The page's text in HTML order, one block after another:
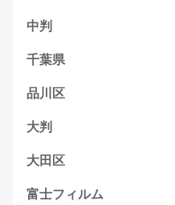
中判
千葉県
品川区
大判
大田区
富士フィルム